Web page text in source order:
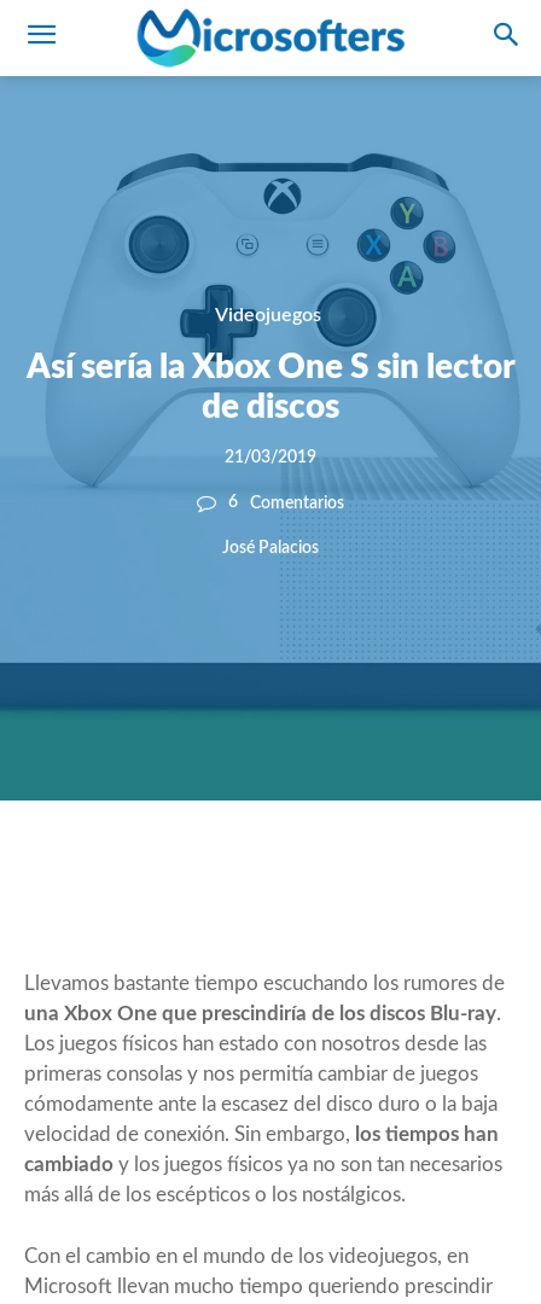
Videojuegos
Así sería la Xbox One S sin lector
de discos
21/03/2019
6 Comentarios
José Palacios
Llevamos bastante tiempo escuchando los rumores de
una Xbox One que prescindiría de los discos Blu-ray.
Los juegos físicos han estado con nosotros desde las
primeras consolas y nos permitía cambiar de juegos
cómodamente ante la escasez del disco duro o la baja
velocidad de conexión. Sin embargo, los tiempos han
cambiado y los juegos físicos ya no son tan necesarios
más allá de los escépticos o los nostálgicos.
Con el cambio en el mundo de los videojuegos, en
Microsoft llevan mucho tiempo queriendo prescindir